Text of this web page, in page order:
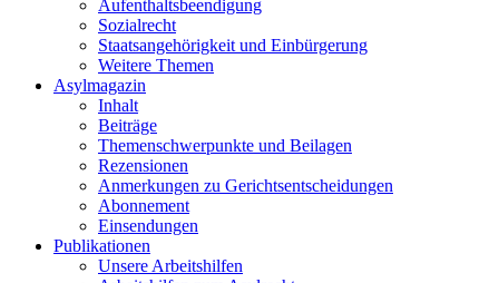
Aufenthaltsbeendigung
Sozialrecht
Staatsangehörigkeit und Einbürgerung
Weitere Themen
Asylmagazin
Inhalt
Beiträge
Themenschwerpunkte und Beilagen
Rezensionen
Anmerkungen zu Gerichtsentscheidungen
Abonnement
Einsendungen
Publikationen
Unsere Arbeitshilfen